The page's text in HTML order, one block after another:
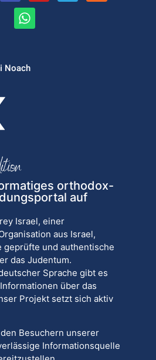
Noach
orthodox-
auf
Israel, einer
aus Israel,
geprüfte und authentische
das Judentum.
Sprache gibt es
über das
Projekt setzt sich aktiv
Besuchern unserer
Informationsquelle